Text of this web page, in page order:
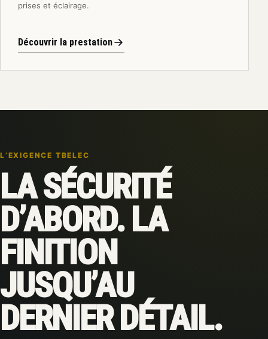
prises et éclairage.
Découvrir la prestation
L’EXIGENCE TBELEC
LA SÉCURITÉ
D’ABORD. LA
FINITION
JUSQU’AU
DERNIER DÉTAIL.